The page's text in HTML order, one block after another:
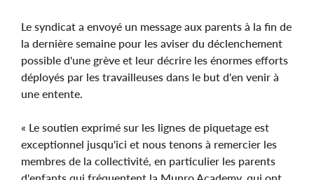
Le syndicat a envoyé un message aux parents à la fin de
la dernière semaine pour les aviser du déclenchement
possible d'une grève et leur décrire les énormes efforts
déployés par les travailleuses dans le but d'en venir à
une entente.
« Le soutien exprimé sur les lignes de piquetage est
exceptionnel jusqu'ici et nous tenons à remercier les
membres de la collectivité, en particulier les parents